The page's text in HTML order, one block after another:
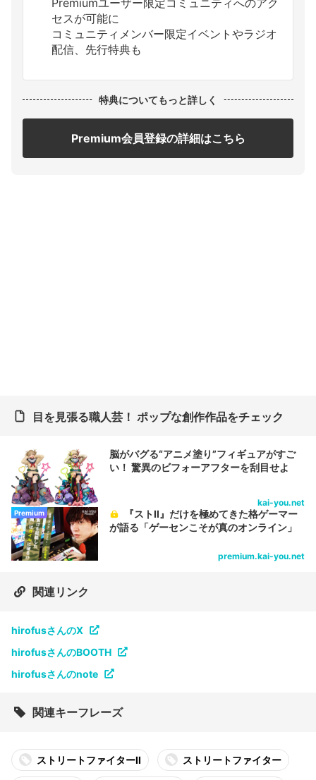
Premiumユーザー限定コミュニティへのアク
セスが可能に
コミュニティメンバー限定イベントやラジオ
配信、先行特典も
特典についてもっと詳しく
Premium会員登録の詳細はこちら
目を見張る職人芸！ ポップな創作作品をチェック
脳がバグる“アニメ塗り”フィギュアがすご
い！ 驚異のビフォーアフターを刮目せよ
kai-you.net
Premium
『ストII』だけを極めてきた格ゲーマー
が語る「ゲーセンこそが真のオンライン」
premium.kai-you.net
関連リンク
hirofusさんのX
hirofusさんのBOOTH
hirofusさんのnote
関連キーフレーズ
ストリートファイターII ストリートファイター